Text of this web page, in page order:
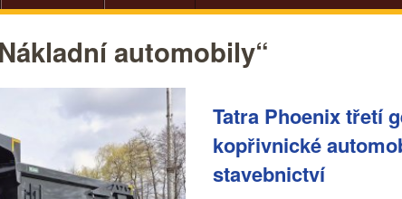
automobily“
Tatra Phoenix třetí
kopřivnické
stavebnictví